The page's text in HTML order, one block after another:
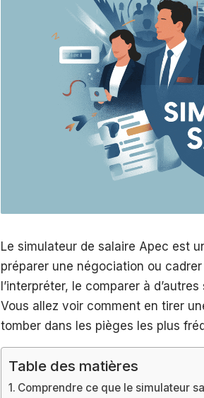
Le simulateur de salaire Apec est
préparer une négociation ou
l’interpréter, le comparer à
Vous allez voir comment en tirer
tomber dans les pièges les plus
Table des matières
Comprendre ce que le simulateur